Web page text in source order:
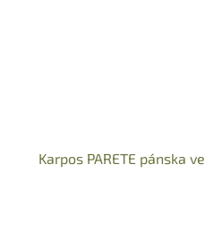
Karpos PARETE pánska